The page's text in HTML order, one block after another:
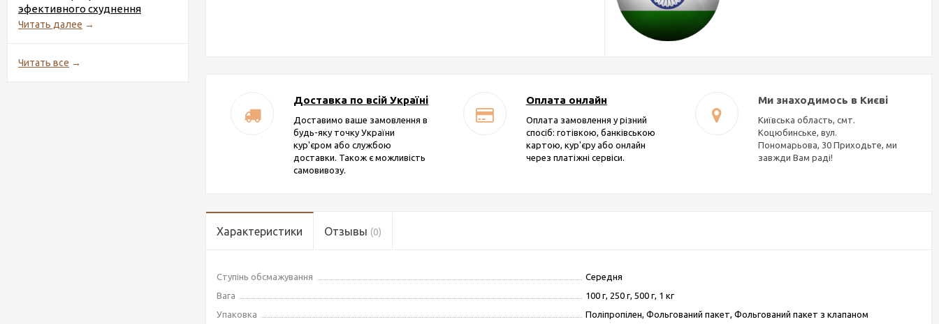
эфективного схуднення
Читать далее →
Читать все →
Доставка по всій Україні
Доставимо ваше замовлення в
будь-яку точку України
кур'єром або службою
доставки. Також є можливість
самовивозу.
Оплата онлайн
Оплата замовлення у різний
спосіб: готівкою, банківською
картою, кур'єру або онлайн
через платіжні сервіси.
Ми знаходимось в Києві
Київська область, смт.
Коцюбинське, вул.
Пономарьова, 30 Приходьте, ми
завжди Вам раді!
Характеристики Отзывы (0)
Ступінь обсмажування
Середня
Вага
100 г, 250 г, 500 г, 1 кг
Упаковка
Поліпропілен, Фольгований пакет, Фольгований пакет з клапаном